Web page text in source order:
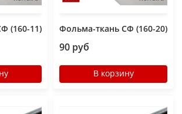
(160-11) Фольма-ткань СФ (160-20)
90 руб
В корзину